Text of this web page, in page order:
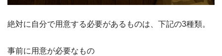
絶対に自分で用意する必要があるものは、下記の3種類。
事前に用意が必要なもの